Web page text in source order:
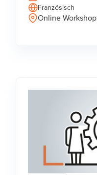
Französisch
Online Workshop